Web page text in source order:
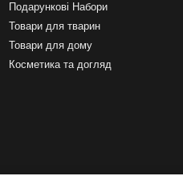
Подарункові Набори
Товари для тварин
Товари для дому
Косметика та догляд